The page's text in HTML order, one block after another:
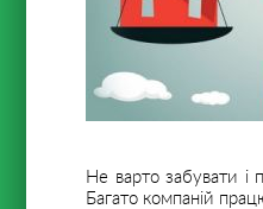
Не варто забувати і
Багато компаній